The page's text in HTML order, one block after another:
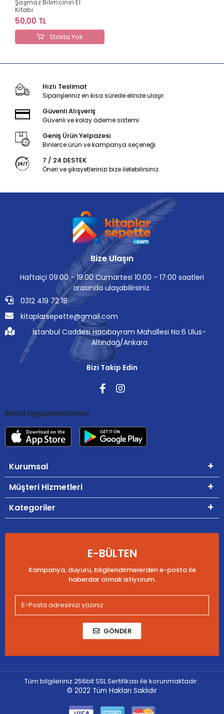
Şaşmaz Bilimcinin El
Kitabı
50,00 TL
Stokta Yok
Hızlı Teslimat
Siparişleriniz en kısa sürede elinize ulaşır.
Güvenli Alışveriş
Güvenli ve kolay ödeme sistemi
Geniş Ürün Yelpazesi
Binlerce ürün ve kampanya seçeneği
7 / 24 DESTEK
Öneri ve şikayetlerinizi bize iletebilirsiniz.
Bize Ulaşın
Haftaiçi 09:00 - 19:00 Cumartesi 10:00 - 17:00 saatleri
arasında ulaşabilirsiniz.
0312 419 72 18
kitaplarsepette@gmail.com
İstanbul Caddesi Hacıbayram Mahallesi No:6 Ulus-
Altındağ/Ankara
Bizi Takip Edin
Mobil Uygulamalarımız
Kurumsal
Müşteri Hizmetleri
Kategoriler
E-BÜLTEN
Kampanya, duyuru, bilgilendirmelerden e-posta ile
haberdar olmak istiyorum.
GÖNDER
Tüm bilgileriniz 256bit SSL Sertifikası ile korunmaktadır.
© 2022 Tüm Hakları Saklıdır